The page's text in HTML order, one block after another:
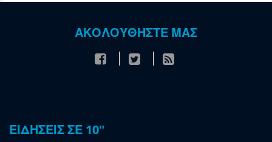
ΑΚΟΛΟΥΘΗΣΤΕ ΜΑΣ
ΕΙΔΗΣΕΙΣ ΣΕ 10"